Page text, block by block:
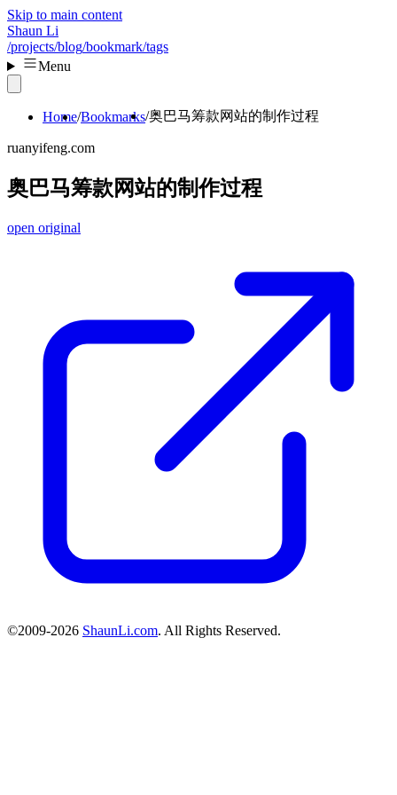
Skip to main content
Shaun Li
/projects/blog/bookmark/tags
Menu
Home Bookmarks 奥巴马筹款网站的制作过程
ruanyifeng.com
奥巴马筹款网站的制作过程
open original
©2009-2026 ShaunLi.com. All Rights Reserved.